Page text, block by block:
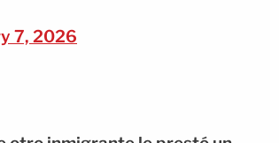
7, 2026